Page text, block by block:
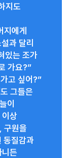
지도
에게
과 달리
있는 조가
가요?”
고 싶어?”
그들은
이
상
구원을
동질감과
든